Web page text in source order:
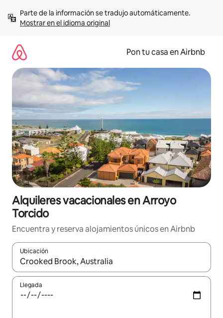
contenidoMostrar en el idioma original
Pon tu casa en Airbnb
Alquileres vacacionales en Arroyo
Torcido
Encuentra y reserva alojamientos únicos en Airbnb
Ubicación
Cuando los resultados estén disponibles, navega con las
Llegada